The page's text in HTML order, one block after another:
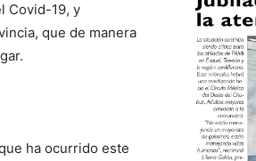
Covid-19, y
que de manera
ha ocurrido este